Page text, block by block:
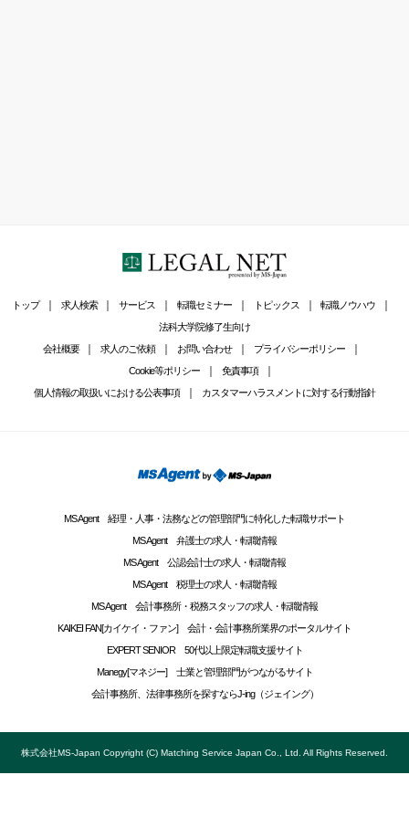
トップ 求人検索 サービス 転職セミナー トピックス
転職ノウハウ
法科大学院修了生向け
会社概要
求人のご依頼 お問い合わせ
プライバシーポリシー
Cookie等ポリシー
免責事項
個人情報の取扱いにおける公表事項
カスタマーハラスメントに対する行動指針
MS Agent 経理・人事・法務などの管理部門に特化した転職サポート
MS Agent 弁護士の求人・転職情報
MS Agent 公認会計士の求人・転職情報
MS Agent 税理士の求人・転職情報
MS Agent 会計事務所・税務スタッフの求人・転職情報
KAIKEI FAN[カイケイ・ファン] 会計・会計事務所業界のポータルサイト
EXPERT SENIOR 50代以上限定転職支援サイト
Manegy[マネジー] 士業と管理部門がつながるサイト
会計事務所、法律事務所を探すならJ-ing（ジェイング）
株式会社MS-Japan Copyright (C) Matching Service Japan Co., Ltd. All Rights Reserved.